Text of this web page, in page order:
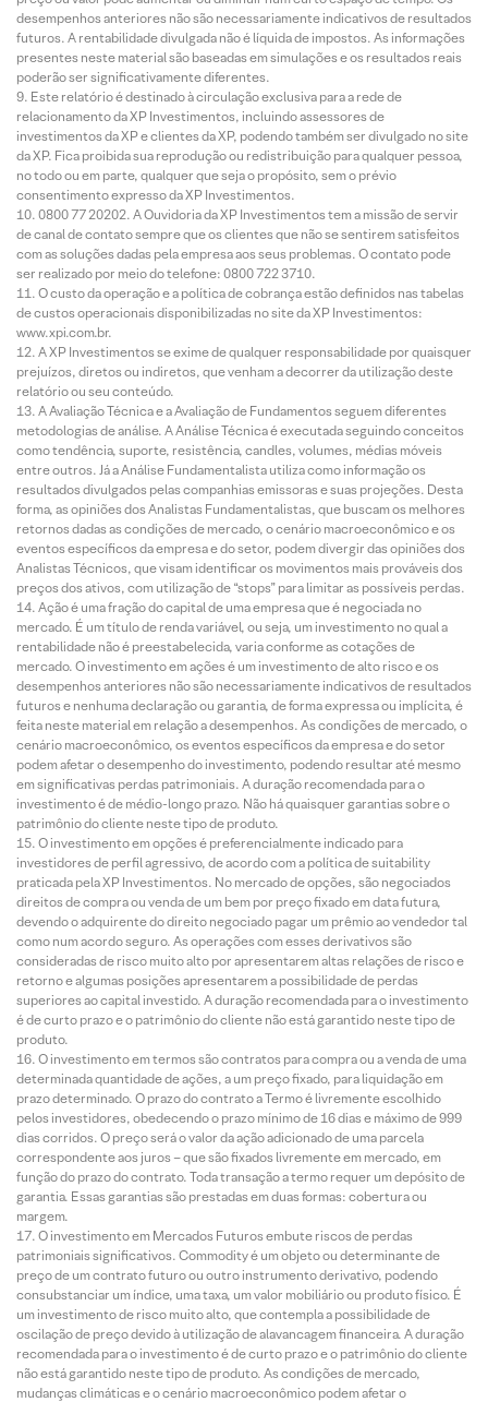
desempenhos anteriores não são necessariamente indicativos de resultados
futuros. A rentabilidade divulgada não é líquida de impostos. As informações
presentes neste material são baseadas em simulações e os resultados reais
poderão ser significativamente diferentes.
Este relatório é destinado à circulação exclusiva para a rede de
relacionamento da XP Investimentos, incluindo assessores de
investimentos da XP e clientes da XP, podendo também ser divulgado no site
da XP. Fica proibida sua reprodução ou redistribuição para qualquer pessoa,
no todo ou em parte, qualquer que seja o propósito, sem o prévio
consentimento expresso da XP Investimentos.
0800 77 20202. A Ouvidoria da XP Investimentos tem a missão de servir
de canal de contato sempre que os clientes que não se sentirem satisfeitos
com as soluções dadas pela empresa aos seus problemas. O contato pode
ser realizado por meio do telefone: 0800 722 3710.
O custo da operação e a política de cobrança estão definidos nas tabelas
de custos operacionais disponibilizadas no site da XP Investimentos:
www.xpi.com.br.
A XP Investimentos se exime de qualquer responsabilidade por quaisquer
prejuízos, diretos ou indiretos, que venham a decorrer da utilização deste
relatório ou seu conteúdo.
A Avaliação Técnica e a Avaliação de Fundamentos seguem diferentes
metodologias de análise. A Análise Técnica é executada seguindo conceitos
como tendência, suporte, resistência, candles, volumes, médias móveis
entre outros. Já a Análise Fundamentalista utiliza como informação os
resultados divulgados pelas companhias emissoras e suas projeções. Desta
forma, as opiniões dos Analistas Fundamentalistas, que buscam os melhores
retornos dadas as condições de mercado, o cenário macroeconômico e os
eventos específicos da empresa e do setor, podem divergir das opiniões dos
Analistas Técnicos, que visam identificar os movimentos mais prováveis dos
preços dos ativos, com utilização de “stops” para limitar as possíveis perdas.
Ação é uma fração do capital de uma empresa que é negociada no
mercado. É um título de renda variável, ou seja, um investimento no qual a
rentabilidade não é preestabelecida, varia conforme as cotações de
mercado. O investimento em ações é um investimento de alto risco e os
desempenhos anteriores não são necessariamente indicativos de resultados
futuros e nenhuma declaração ou garantia, de forma expressa ou implícita, é
feita neste material em relação a desempenhos. As condições de mercado, o
cenário macroeconômico, os eventos específicos da empresa e do setor
podem afetar o desempenho do investimento, podendo resultar até mesmo
em significativas perdas patrimoniais. A duração recomendada para o
investimento é de médio-longo prazo. Não há quaisquer garantias sobre o
patrimônio do cliente neste tipo de produto.
O investimento em opções é preferencialmente indicado para
investidores de perfil agressivo, de acordo com a política de suitability
praticada pela XP Investimentos. No mercado de opções, são negociados
direitos de compra ou venda de um bem por preço fixado em data futura,
devendo o adquirente do direito negociado pagar um prêmio ao vendedor tal
como num acordo seguro. As operações com esses derivativos são
consideradas de risco muito alto por apresentarem altas relações de risco e
retorno e algumas posições apresentarem a possibilidade de perdas
superiores ao capital investido. A duração recomendada para o investimento
é de curto prazo e o patrimônio do cliente não está garantido neste tipo de
produto.
O investimento em termos são contratos para compra ou a venda de uma
determinada quantidade de ações, a um preço fixado, para liquidação em
prazo determinado. O prazo do contrato a Termo é livremente escolhido
pelos investidores, obedecendo o prazo mínimo de 16 dias e máximo de 999
dias corridos. O preço será o valor da ação adicionado de uma parcela
correspondente aos juros – que são fixados livremente em mercado, em
função do prazo do contrato. Toda transação a termo requer um depósito de
garantia. Essas garantias são prestadas em duas formas: cobertura ou
margem.
O investimento em Mercados Futuros embute riscos de perdas
patrimoniais significativos. Commodity é um objeto ou determinante de
preço de um contrato futuro ou outro instrumento derivativo, podendo
consubstanciar um índice, uma taxa, um valor mobiliário ou produto físico. É
um investimento de risco muito alto, que contempla a possibilidade de
oscilação de preço devido à utilização de alavancagem financeira. A duração
recomendada para o investimento é de curto prazo e o patrimônio do cliente
não está garantido neste tipo de produto. As condições de mercado,
mudanças climáticas e o cenário macroeconômico podem afetar o